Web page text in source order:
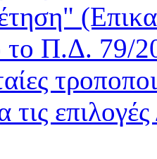
Π.Δ. 79/
τις